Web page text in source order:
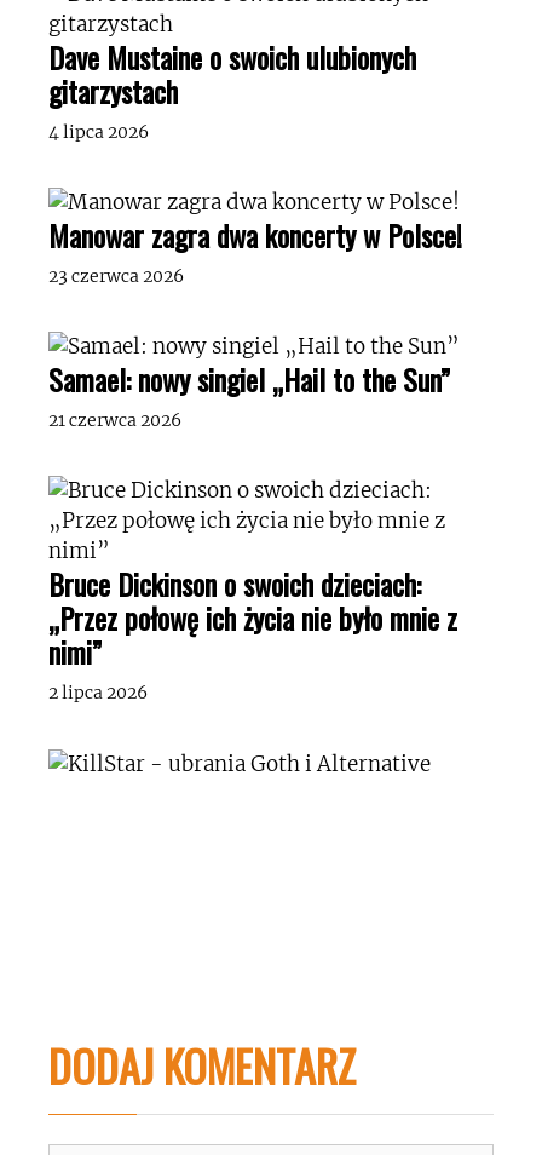
Dave Mustaine o swoich ulubionych
gitarzystach
4 lipca 2026
Manowar zagra dwa koncerty w Polsce!
23 czerwca 2026
Samael: nowy singiel „Hail to the Sun”
21 czerwca 2026
Bruce Dickinson o swoich dzieciach:
„Przez połowę ich życia nie było mnie z
nimi”
2 lipca 2026
DODAJ KOMENTARZ